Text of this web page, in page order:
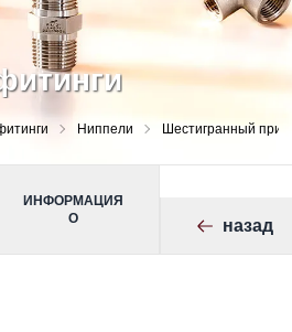
Ниппели Шестигранный
ИНФОРМАЦИЯ
О
назад